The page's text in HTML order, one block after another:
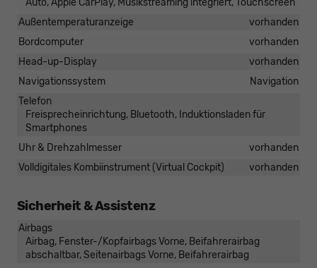
Auto, Apple CarPlay, Musikstreaming integriert, Touchscreen
Außentemperaturanzeige
vorhanden
Bordcomputer
vorhanden
Head-up-Display
vorhanden
Navigationssystem
Navigation
Telefon
Freisprecheinrichtung, Bluetooth, Induktionsladen für
Smartphones
Uhr & Drehzahlmesser
vorhanden
Volldigitales Kombiinstrument (Virtual Cockpit)
vorhanden
Sicherheit & Assistenz
Airbags
Airbag, Fenster-/Kopfairbags Vorne, Beifahrerairbag
abschaltbar, Seitenairbags Vorne, Beifahrerairbag